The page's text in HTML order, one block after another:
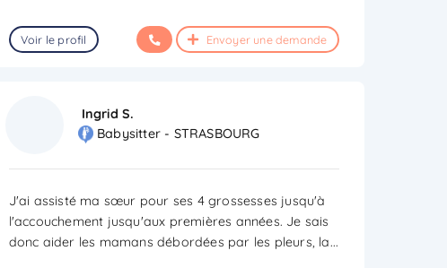
Voir le profil Envoyer une demande
Ingrid S.
Babysitter - STRASBOURG
J'ai assisté ma sœur pour ses 4 grossesses jusqu'à
l'accouchement jusqu'aux premières années. Je sais
donc aider les mamans débordées par les pleurs, la...